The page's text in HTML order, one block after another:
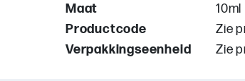
Maat
10ml
Productcode
Zie
Verpakkingseenheid
Zie